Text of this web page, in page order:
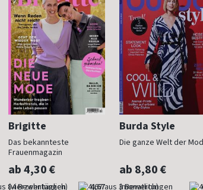
Brigitte
Das bekannteste
Frauenmagazin
ab 4,30 €
(vierzehntäglich) 4,67
Burda Style
Die ganze Welt der
ab 8,80 €
(monatlich)